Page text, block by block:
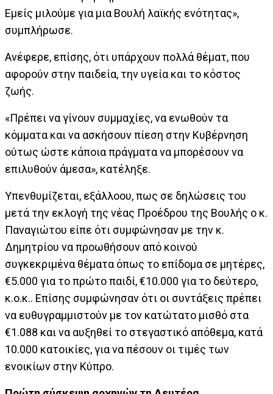
Εμείς μιλούμε για μια Βουλή λαϊκής ενότητας»,
συμπλήρωσε.
Ανέφερε, επίσης, ότι υπάρχουν πολλά θέματ, που
αφορούν στην παιδεία, την υγεία και το κόστος
ζωής.
«Πρέπει να γίνουν συμμαχίες, να ενωθούν τα
κόμματα και να ασκήσουν πίεση στην Κυβέρνηση
ούτως ώστε κάποια πράγματα να μπορέσουν να
επιλυθούν άμεσα», κατέληξε.
Υπενθυμίζεται, εξάλλοου, πως σε δηλώσεις του
μετά την εκλογή της νέας Προέδρου της Βουλής ο κ.
Παναγιώτου είπε ότι συμφώνησαν με την κ.
Δημητρίου να προωθήσουν από κοινού
συγκεκριμένα θέματα όπως το επίδομα σε μητέρες,
€5.000 για το πρώτο παιδί, €10.000 για το δεύτερο,
κ.ο.κ.. Επίσης συμφώνησαν ότι οι συντάξεις πρέπει
να ευθυγραμμιστούν με τον κατώτατο μισθό στα
€1.088 και να αυξηθεί το στεγαστικό απόθεμα, κατά
10.000 κατοικίες, για να πέσουν οι τιμές των
ενοικίων στην Κύπρο.